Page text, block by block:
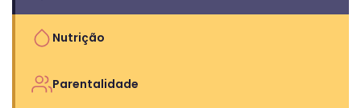
Nutrição
Parentalidade